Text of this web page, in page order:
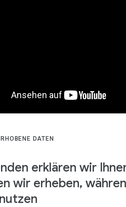
DATEN
erklären wir
wir erheben,